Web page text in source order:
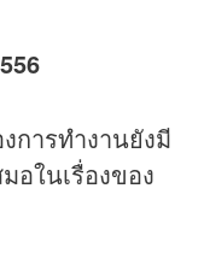
การทำงานยังมี
อในเรื่องของ